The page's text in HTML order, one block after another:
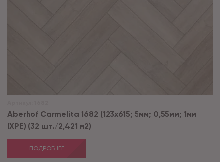
Aberhof Carmelita 1682 (123x615; 5мм; 0,55мм; 1мм
IXPE) (32 шт./2,421 м2)
ПОДРОБНЕЕ